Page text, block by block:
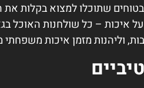
שתוכלו למצוא בקלות
– כל שולחנות האוכל
וליהנות מזמן איכות